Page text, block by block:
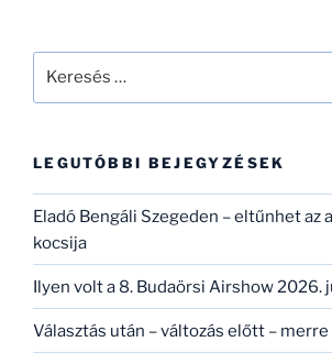
LEGUTÓBBI BEJEGYZÉSEK
Eladó Bengáli Szegeden – eltűnhet az
kocsija
Ilyen volt a 8. Budaörsi Airshow 2026.
Választás után – változás előtt –